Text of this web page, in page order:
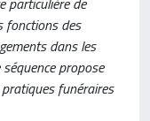
fonctions des
dans les
propose
funéraires